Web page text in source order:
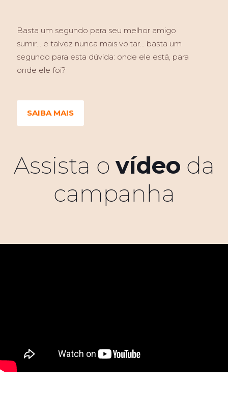
Basta um segundo para seu melhor amigo
sumir... e talvez nunca mais voltar... basta um
segundo para esta dúvida: onde ele está, para
onde ele foi?
SAIBA MAIS
Assista ovídeo da
campanha